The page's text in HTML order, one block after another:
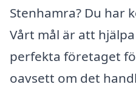
Stenhamra? Du har
Vårt mål är att
perfekta företaget
oavsett om det